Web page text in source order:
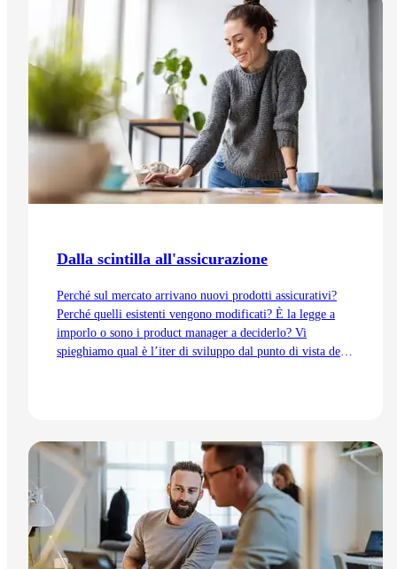
Dalla scintilla all'assicurazione
Perché sul mercato arrivano nuovi prodotti assicurativi?
Perché quelli esistenti vengono modificati? È la legge a
imporlo o sono i product manager a deciderlo? Vi
spieghiamo qual è l’iter di sviluppo dal punto di vista del
Vai all'articolo